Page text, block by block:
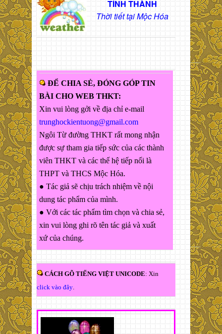
TỈNH THÀNH
Thời tiết tại Mộc Hóa
ĐỂ CHIA SẺ, ĐÓNG GÓP TIN
BÀI CHO WEB THKT:
Xin vui lòng gởi về địa chỉ e-mail
trunghockientuong@gmail.com
Ngôi Từ đường THKT rất mong nhận
được sự tham gia tiếp sức của các thành
viên THKT và các thế hệ tiếp nối là
THPT và THCS Mộc Hóa.
● Tác giả sẽ chịu trách nhiệm về nội
dung tác phẩm của mình.
● Với các tác phẩm tìm chọn và chia sẻ,
xin vui lòng ghi rõ tên tác giả và xuất
xứ của chúng.
CÁCH GÕ TIẾNG VIỆT UNICODE: Xin
click vào đây.